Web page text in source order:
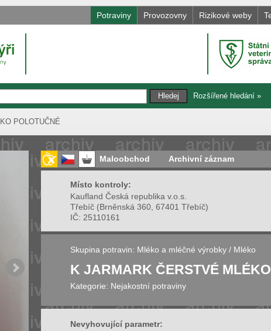
Potraviny Provozovny Rizikové weby
Rozšířené hledání »
POLOTUČNÉ
Maloobchod Archivní záznam
Místo kontroly:
Kaufland Česká republika v.o.s.
Třebíč (Brněnská 360, 67401 Třebíč)
IČ: 25110161
Skupina potravin: Mléko a mléčné výrobky / Mléko
K JARMARK ČERSTVÉ
Kategorie: Nejakostní potraviny
Nevyhovující parametr: